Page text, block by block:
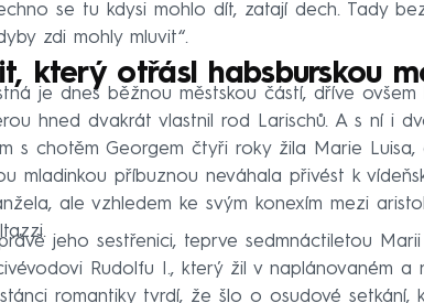
se tu kdysi mohlo dít, zatají dech. Tady
zdi mohly mluvit“.
který otřásl habsburskou
je dnes běžnou městskou částí, dříve
hned dvakrát vlastnil rod Larischů. A s ní i
s chotěm Georgem čtyři roky žila Marie Luisa,
mladinkou příbuznou neváhala přivést k
ale vzhledem ke svým konexím mezi
jeho sestřenici, teprve sedmnáctiletou
Rudolfu I., který žil v naplánovaném a
romantiky tvrdí, že šlo o osudové setkání,